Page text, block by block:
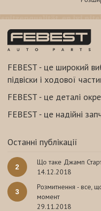
GMBH проводить
матеріалів і
американських
аналогів яким зовсім немає.
Формула полімеру в
натуральні,
присадки,що
підвищену
Купити будь-
автомобіля!
Асортимент
включає найрізноманітніші
FEBEST - це широкий
підвіски і ходової
FEBEST - це деталі
FEBEST - це надійні
Останні публікації
2
Що таке Джамп
14.12.2018
3
Розмитнення - все,
момент
29.11.2018